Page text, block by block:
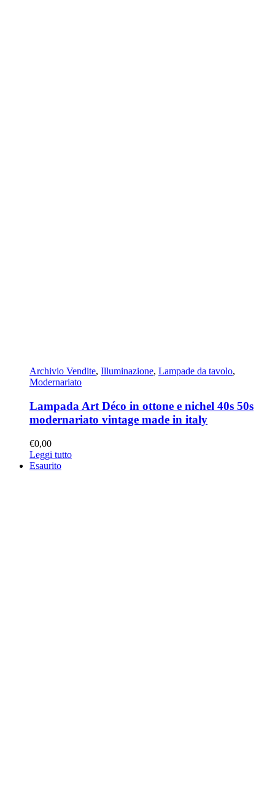
Archivio Vendite, Illuminazione, Lampade da tavolo,
Modernariato
Lampada Art Déco in ottone e nichel 40s 50s
modernariato vintage made in italy
€0,00
Leggi tutto
Esaurito